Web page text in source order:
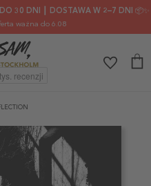
30 DNI ┃ DOSTAWA W 2–7 DNI 📦✨
ważna do 6.08